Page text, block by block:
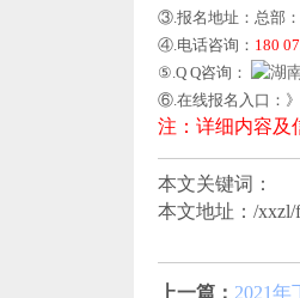
③.报名地址：总部
④.电话咨询： 180
⑤.Q Q咨询：
⑥.在线报名入口：
注：详细内容及
本文关键词：
本文地址：/xxzl/
上一篇： 2021